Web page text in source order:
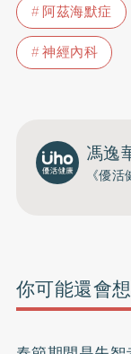
阿茲海默症
神經內科
馮逸
《優
你可能還會